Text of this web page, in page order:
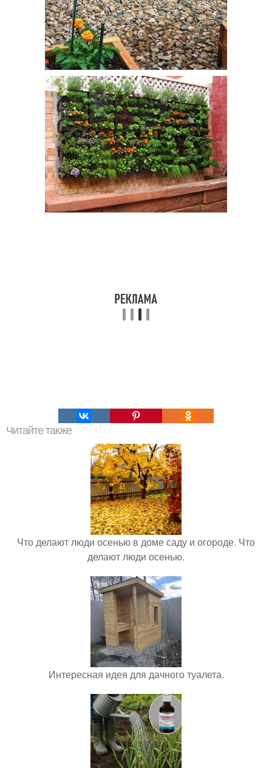
Читайте также
Что делают люди осенью в доме саду и огороде. Что
делают люди осенью.
Интересная идея для дачного туалета.